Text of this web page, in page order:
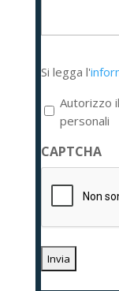
legga
sulla
privacy
*
Si legga l'
Autorizzo
personali
CAPTCHA